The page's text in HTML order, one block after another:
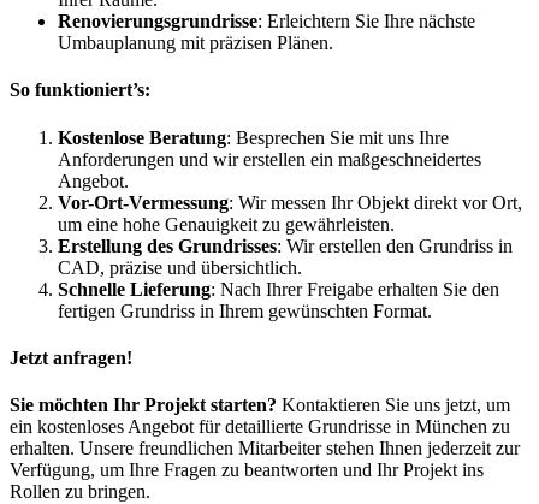
Renovierungsgrundrisse: Erleichtern Sie Ihre nächste
Umbauplanung mit präzisen Plänen.
So funktioniert’s:
Kostenlose Beratung: Besprechen Sie mit uns Ihre
Anforderungen und wir erstellen ein maßgeschneidertes
Angebot.
Vor-Ort-Vermessung: Wir messen Ihr Objekt direkt vor Ort,
um eine hohe Genauigkeit zu gewährleisten.
Erstellung des Grundrisses: Wir erstellen den Grundriss in
CAD, präzise und übersichtlich.
Schnelle Lieferung: Nach Ihrer Freigabe erhalten Sie den
fertigen Grundriss in Ihrem gewünschten Format.
Jetzt anfragen!
Sie möchten Ihr Projekt starten? Kontaktieren Sie uns jetzt, um
ein kostenloses Angebot für detaillierte Grundrisse in München zu
erhalten. Unsere freundlichen Mitarbeiter stehen Ihnen jederzeit zur
Verfügung, um Ihre Fragen zu beantworten und Ihr Projekt ins
Rollen zu bringen.